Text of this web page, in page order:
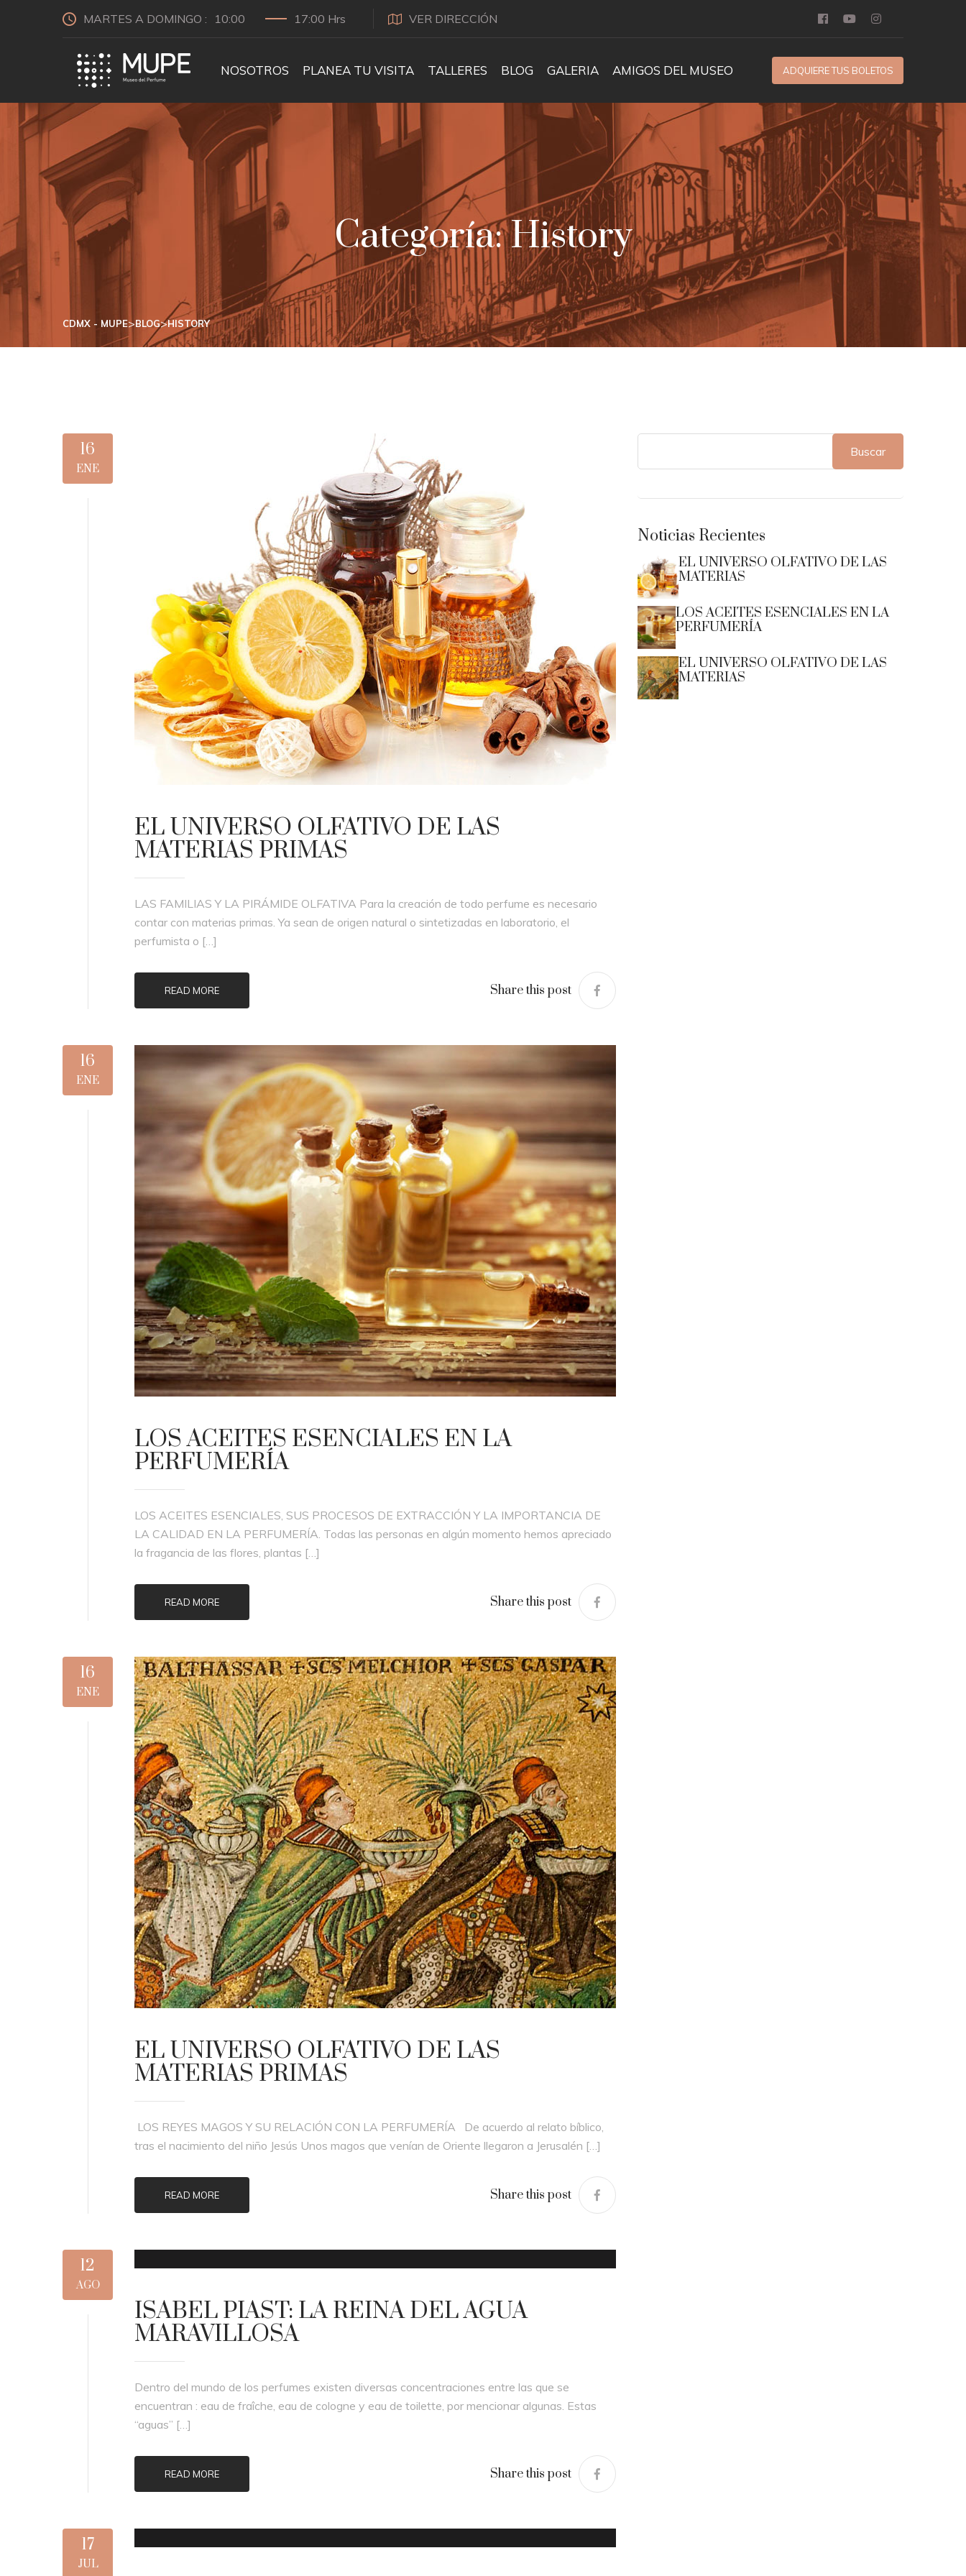
MARTES A DOMINGO : 10:00 17:00 Hrs VER DIRECCIÓN
NOSOTROS PLANEA TU VISITA TALLERES BLOG GALERIA AMIGOS DEL MUSEO ADQUIERE TUS BOLETOS
Categoría:History
CDMX - MUPE>BLOG>HISTORY
16
ENE
EL UNIVERSO OLFATIVO DE LAS
MATERIAS PRIMAS
LAS FAMILIAS Y LA PIRÁMIDE OLFATIVA Para la creación de todo perfume es necesario
contar con materias primas. Ya sean de origen natural o sintetizadas en laboratorio, el
perfumista o […]
READ MORE Share this post
16
ENE
LOS ACEITES ESENCIALES EN LA
PERFUMERÍA
LOS ACEITES ESENCIALES, SUS PROCESOS DE EXTRACCIÓN Y LA IMPORTANCIA DE
LA CALIDAD EN LA PERFUMERÍA. Todas las personas en algún momento hemos apreciado
la fragancia de las flores, plantas […]
READ MORE Share this post
16
ENE
EL UNIVERSO OLFATIVO DE LAS
MATERIAS PRIMAS
LOS REYES MAGOS Y SU RELACIÓN CON LA PERFUMERÍA De acuerdo al relato bíblico,
tras el nacimiento del niño Jesús Unos magos que venían de Oriente llegaron a Jerusalén […]
READ MORE Share this post
12
AGO
ISABEL PIAST: LA REINA DEL AGUA
MARAVILLOSA
Dentro del mundo de los perfumes existen diversas concentraciones entre las que se
encuentran : eau de fraîche, eau de cologne y eau de toilette, por mencionar algunas. Estas
“aguas” […]
READ MORE Share this post
17
JUL
Buscar
Noticias Recientes
EL UNIVERSO OLFATIVO DE LAS
MATERIAS
LOS ACEITES ESENCIALES EN LA
PERFUMERÍA
EL UNIVERSO OLFATIVO DE LAS
MATERIAS